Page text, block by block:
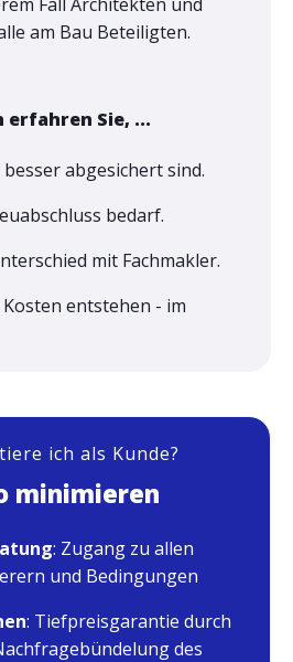
am Bau Beteiligten.
erfahren Sie, ...
besser abgesichert sind.
bedarf.
mit Fachmakler.
entstehen - im
ich als Kunde?
minimieren
: Zugang zu allen
und Bedingungen
: Tiefpreisgarantie durch
des